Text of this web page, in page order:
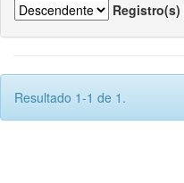
Registro(s)
Resultado 1-1 de 1.